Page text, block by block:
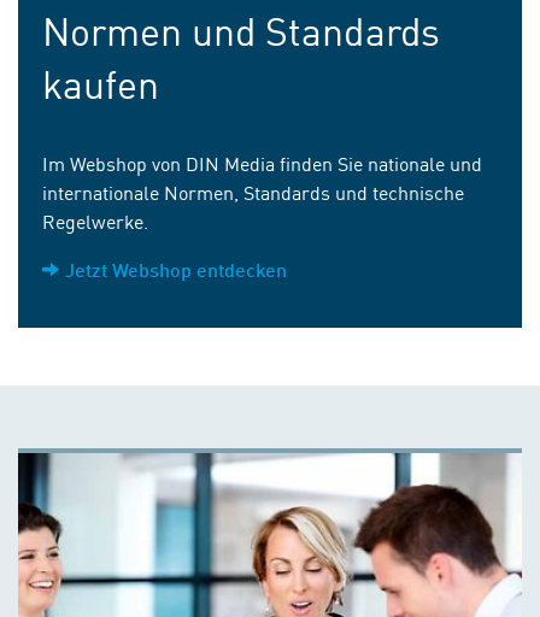
Normen und Standards
kaufen
Im Webshop von DIN Media finden Sie nationale und
internationale Normen, Standards und technische
Regelwerke.
Jetzt Webshop entdecken